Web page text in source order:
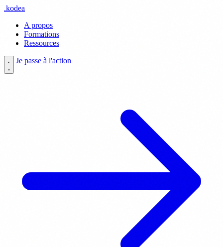
.kodea
A propos
Formations
Ressources
Je passe à l'action